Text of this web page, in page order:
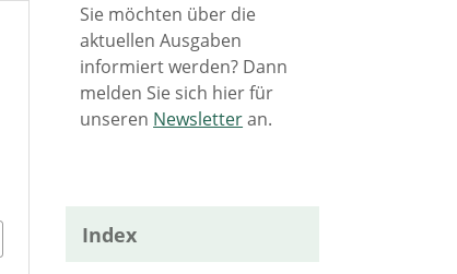
Sie möchten über die
aktuellen Ausgaben
informiert werden? Dann
melden Sie sich hier für
unseren Newsletteran.
Index